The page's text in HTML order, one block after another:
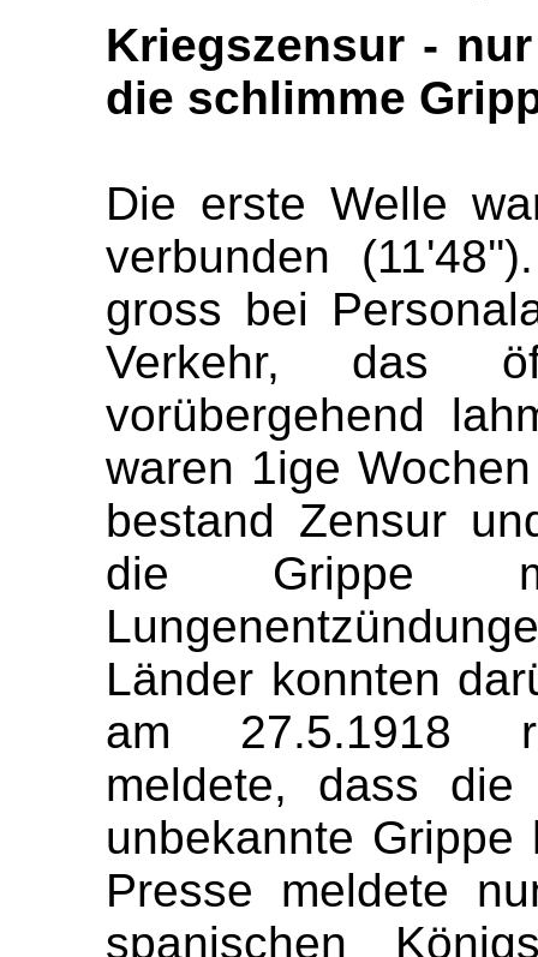
Kriegszensur -
die schlimme
Die erste Welle
verbunden (11'48''
gross bei
Verkehr, das
vorübergehend
waren 1ige Wochen
bestand Zensur
die Grippe
Länder konnten
am 27.5.1918
meldete, dass die
unbekannte Grippe
Presse meldete
spanischen